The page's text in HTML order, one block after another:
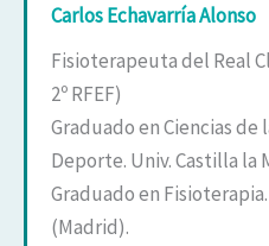
Carlos Echavarría Alonso
Fisioterapeuta del Real
2º RFEF)
Graduado en Ciencias de
Deporte. Univ. Castilla la
Graduado en
(Madrid).